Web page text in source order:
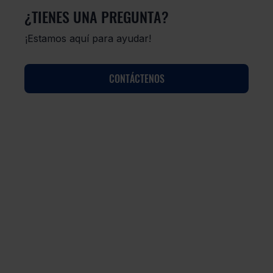
¿TIENES UNA PREGUNTA?
¡Estamos aquí para ayudar!
CONTÁCTENOS